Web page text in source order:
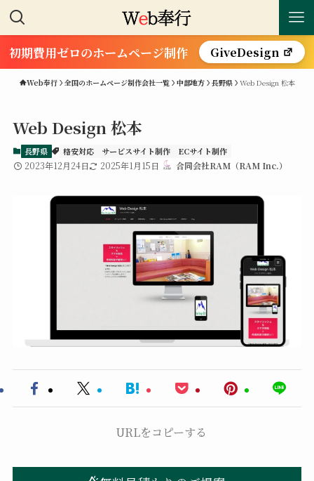
初期費用ゼロのホームページ制作 GiveDesign
Web奉行 全国のホームページ制作会社一覧 中部地方 長野県 Web Design 松本
Web Design 松本
長野県 格安対応 サービスサイト制作 ECサイト制作
2023年12月24日 2025年1月15日 合同会社RAM（RAM Inc.）
URLをコピーする